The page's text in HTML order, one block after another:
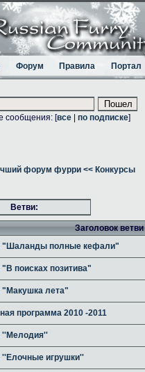
Форум Правила Портал
сообщения: [все по подписке]
форум фурри << Конкурсы
Ветви:
Заголовок ветви
"Шаланды полные кефали"
"В поисках позитива"
"Макушка лета"
программа 2010 -2011
''Мелодия''
''Елочные игрушки''